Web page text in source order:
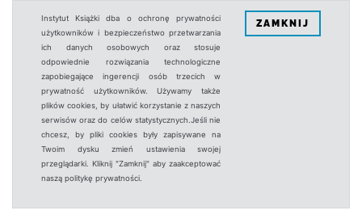
Instytut Książki dba o ochronę prywatności
użytkowników i bezpieczeństwo przetwarzania
ich danych osobowych oraz stosuje
odpowiednie rozwiązania technologiczne
zapobiegające ingerencji osób trzecich w
prywatność użytkowników. Używamy także
plików cookies, by ułatwić korzystanie z naszych
serwisów oraz do celów statystycznych.Jeśli nie
chcesz, by pliki cookies były zapisywane na
Twoim dysku zmień ustawienia swojej
przeglądarki. Kliknij "Zamknij" aby zaakceptować
naszą politykę prywatności.
ZAMKNIJ